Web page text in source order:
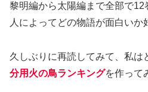
黎明編から太陽編まで全部で12
人によってどの物語が面白いか
久しぶりに再読してみて、私は
分用火の鳥ランキングを作って